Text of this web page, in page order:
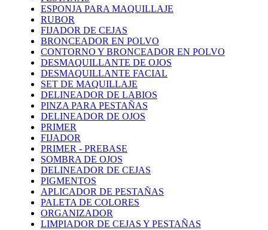
ESPONJA PARA MAQUILLAJE
RUBOR
FIJADOR DE CEJAS
BRONCEADOR EN POLVO
CONTORNO Y BRONCEADOR EN POLVO
DESMAQUILLANTE DE OJOS
DESMAQUILLANTE FACIAL
SET DE MAQUILLAJE
DELINEADOR DE LABIOS
PINZA PARA PESTAÑAS
DELINEADOR DE OJOS
PRIMER
FIJADOR
PRIMER - PREBASE
SOMBRA DE OJOS
DELINEADOR DE CEJAS
PIGMENTOS
APLICADOR DE PESTAÑAS
PALETA DE COLORES
ORGANIZADOR
LIMPIADOR DE CEJAS Y PESTAÑAS